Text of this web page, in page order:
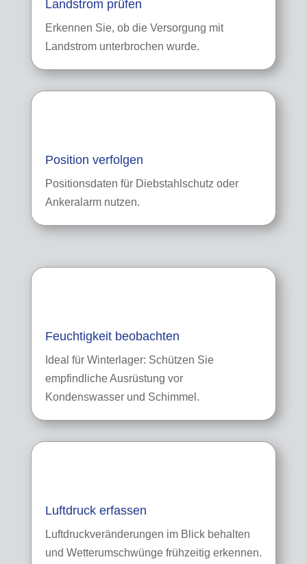
Landstrom prüfen
Erkennen Sie, ob die Versorgung mit
Landstrom unterbrochen wurde.
Position verfolgen
Positionsdaten für Diebstahlschutz oder
Ankeralarm nutzen.
Feuchtigkeit beobachten
Ideal für Winterlager: Schützen Sie
empfindliche Ausrüstung vor
Kondenswasser und Schimmel.
Luftdruck erfassen
Luftdruckveränderungen im Blick behalten
und Wetterumschwünge frühzeitig erkennen.